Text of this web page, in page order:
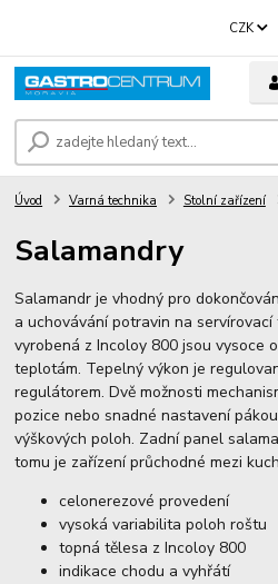
CZK
Úvod Varná technika Stolní zařízení
Salamandry
Salamandr je vhodný pro
a uchovávání potravin na
vyrobená z Incoloy 800 jsou vysoce
teplotám. Tepelný výkon je
regulátorem. Dvě možnosti
pozice nebo snadné nastavení
výškových poloh. Zadní panel
tomu je zařízení průchodné mezi
celonerezové provedení
vysoká variabilita poloh roštu
topná tělesa z Incoloy 800
indikace chodu a vyhřátí